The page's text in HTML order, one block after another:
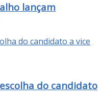
lançam
do candidato